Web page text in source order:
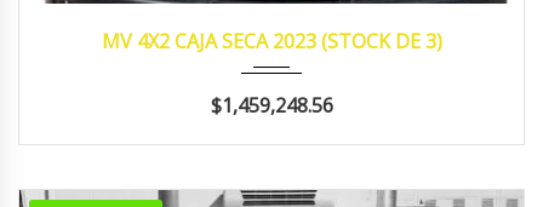
MV 4X2 CAJA SECA 2023 (STOCK DE 3)
$1,459,248.56